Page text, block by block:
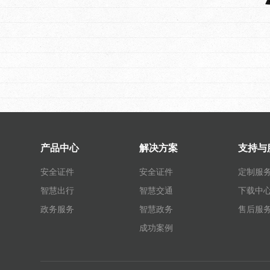
产品中心
安全证件
智慧出行
政务服务
解决方案
安全证件
智慧交通
智慧政务
成功案例
支持与
定制服
下载中
售后服